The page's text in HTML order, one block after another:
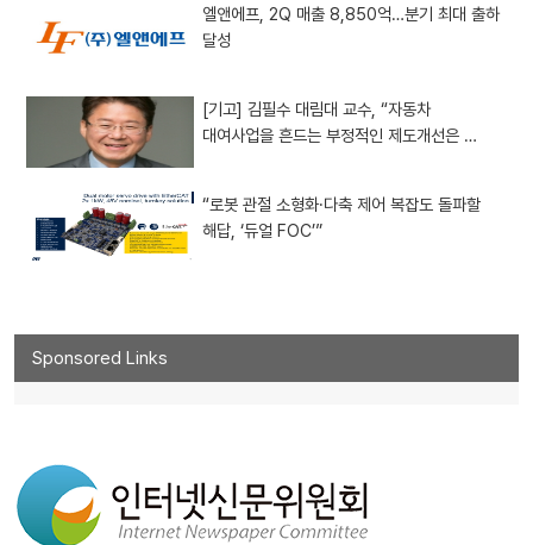
엘앤에프, 2Q 매출 8,850억…분기 최대 출하
달성
[기고] 김필수 대림대 교수, “자동차
대여사업을 흔드는 부정적인 제도개선은 …
“로봇 관절 소형화·다축 제어 복잡도 돌파할
해답, ‘듀얼 FOC’”
Sponsored Links